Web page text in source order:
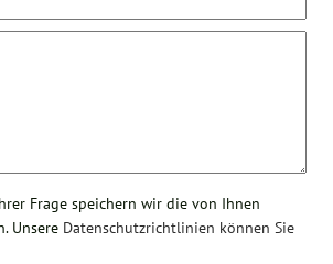
Frage speichern wir die von Ihnen
Unsere Datenschutzrichtlinien können Sie